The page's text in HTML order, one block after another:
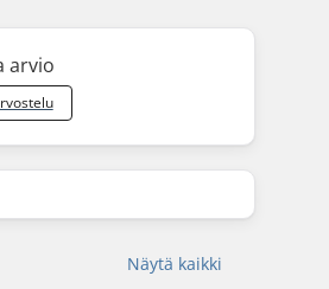
arvio
Näytä kaikki